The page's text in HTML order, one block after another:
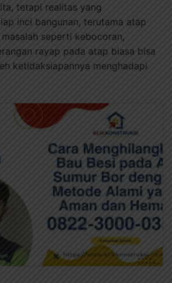
tetapi realitas yang
inci bangunan, terutama atap
seperti kebocoran,
rayap pada atap biasa bisa
ketidaksiapannya menghadapi